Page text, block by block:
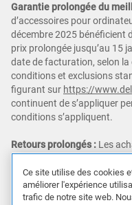
Garantie prolongée du
d’accessoires pour
décembre 2025 bénéficient
prix prolongée jusqu’au 15
date de facturation, selon la
conditions et exclusions
figurant sur https://
continuent de s’appliquer
conditions s’appliquent.
Retours prolongés : Les
Dell.com/fr-ca du 1er
retournés jusqu’au 15
de livraison, selon la
un retour et un
Ce site utilise des cookies
améliorer l'expérience
trafic de notre site web.